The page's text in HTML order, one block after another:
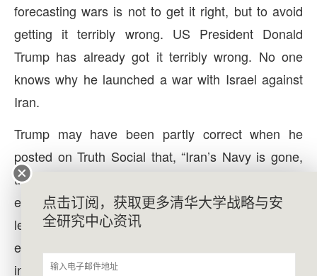
forecasting wars is not to get it right, but to avoid
getting it terribly wrong. US President Donald
Trump has already got it terribly wrong. No one
knows why he launched a war with Israel against
Iran.
Trump may have been partly correct when he
posted on Truth Social that, “Iran’s Navy is gone,
their Air Force is gone, missiles, drones and
everything else are being decimated, and their
leaders have been wiped from the face of the
earth”. While clearly exaggerations, the US has
inflicted heavy damage. Yet, he was clearly wrong
点击订阅，获取更多清华大学战略与安
全研究中心资讯